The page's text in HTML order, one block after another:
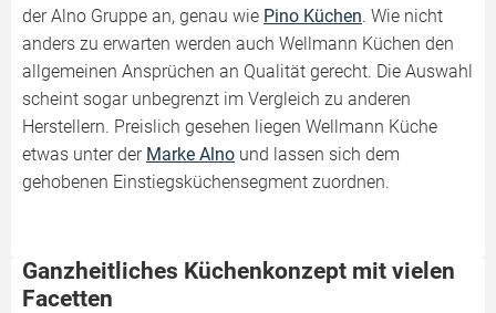
der Alno Gruppe an, genau wie Pino Küchen. Wie nicht
anders zu erwarten werden auch Wellmann Küchen den
allgemeinen Ansprüchen an Qualität gerecht. Die Auswahl
scheint sogar unbegrenzt im Vergleich zu anderen
Herstellern. Preislich gesehen liegen Wellmann Küche
etwas unter der Marke Alno und lassen sich dem
gehobenen Einstiegsküchen­segment zuordnen.
Ganzheitliches Küchenkonzept mit vielen
Facetten